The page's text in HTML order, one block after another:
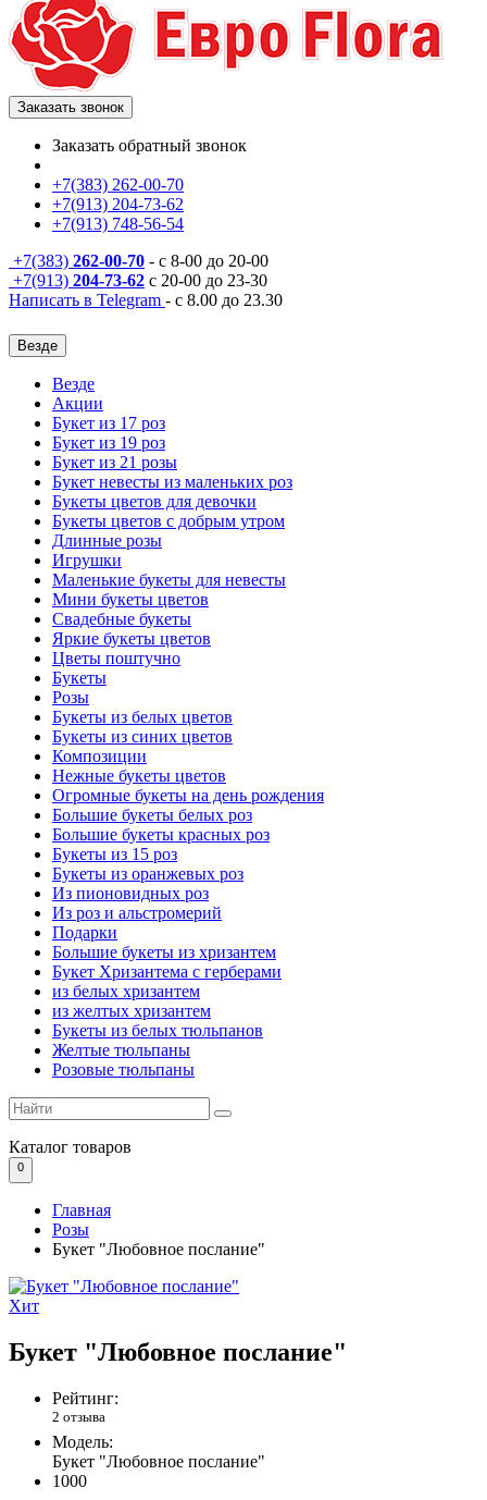
Заказать звонок
Заказать обратный звонок
+7(383) 262-00-70
+7(913) 204-73-62
+7(913) 748-56-54
+7(383) 262-00-70 - с 8-00 до 20-00
+7(913) 204-73-62 с 20-00 до 23-30
Написать в Telegram - с 8.00 до 23.30
Везде
Везде
Акции
Букет из 17 роз
Букет из 19 роз
Букет из 21 розы
Букет невесты из маленьких роз
Букеты цветов для девочки
Букеты цветов с добрым утром
Длинные розы
Игрушки
Маленькие букеты для невесты
Мини букеты цветов
Свадебные букеты
Яркие букеты цветов
Цветы поштучно
Букеты
Розы
Букеты из белых цветов
Букеты из синих цветов
Композиции
Нежные букеты цветов
Огромные букеты на день рождения
Большие букеты белых роз
Большие букеты красных роз
Букеты из 15 роз
Букеты из оранжевых роз
Из пионовидных роз
Из роз и альстромерий
Подарки
Большие букеты из хризантем
Букет Хризантема с герберами
из белых хризантем
из желтых хризантем
Букеты из белых тюльпанов
Желтые тюльпаны
Розовые тюльпаны
Каталог товаров
0
Главная
Розы
Букет "Любовное послание"
Хит
Букет "Любовное послание"
Рейтинг:
2 отзыва
Модель:
Букет "Любовное послание"
1000